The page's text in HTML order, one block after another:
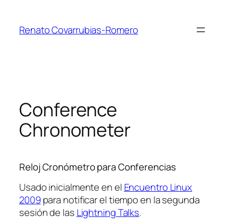
content
Renato Covarrubias-Romero
Conference
Chronometer
Reloj Cronómetro para Conferencias
Usado inicialmente en el Encuentro Linux
2009para notificar el tiempo en la segunda
sesión de las Lightning Talks.